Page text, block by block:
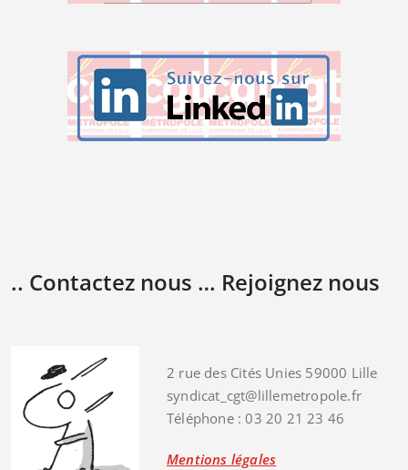
.. Contactez nous … Rejoignez nous
2 rue des Cités Unies 59000 Lille
syndicat_cgt@lillemetropole.fr
Téléphone : 03 20 21 23 46
Mentions légales